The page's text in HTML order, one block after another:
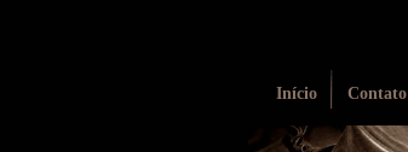
Início Contato